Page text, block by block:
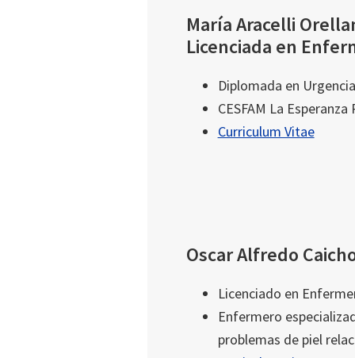
María Aracelli
Licenciada en
Diplomada en
CESFAM La
Curriculum Vitae
Oscar Alfredo
Licenciado en
Enfermero
problemas de piel